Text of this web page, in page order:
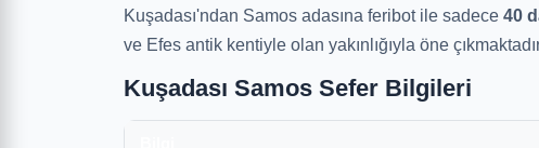
Kuşadası'ndan Samos adasına feribot ile sadece 40
ve Efes antik kentiyle olan yakınlığıyla öne
Kuşadası Samos Sefer Bilgileri